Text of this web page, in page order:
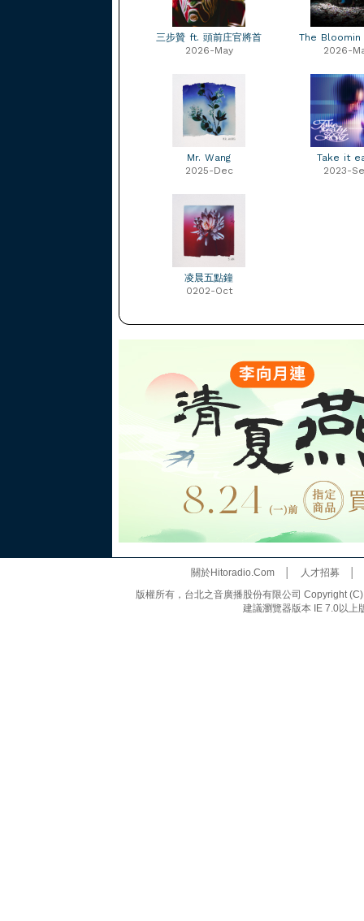
三步贊 ft. 頭前庄官將首
2026-May
The Bloomin
2026-
Mr. Wang
2025-Dec
Take it
2023-
凌晨五點鐘
0202-Oct
關於Hitoradio.Com│ 人才招募
版權所有，台北之音廣播股份有限公司 Copyright
建議瀏覽器版本 IE 7.0以上